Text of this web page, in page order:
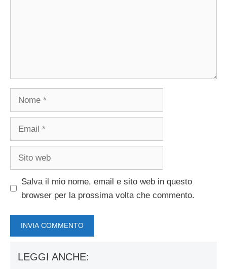
Salva il mio nome, email e sito web in questo
browser per la prossima volta che commento.
LEGGI ANCHE: